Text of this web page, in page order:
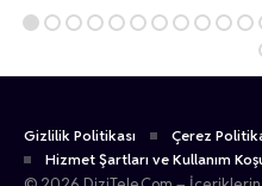
Gizlilik Politikası Çerez
Hizmet Şartları ve Kullanım